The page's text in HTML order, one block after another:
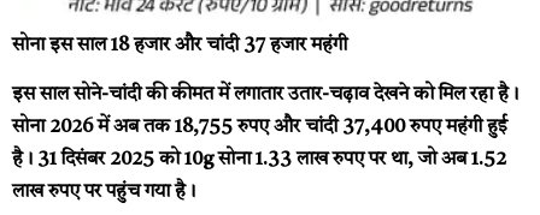
सोना इस साल 18 हजार और चांदी 37 हजार महंगी
इस साल सोने-चांदी की कीमत में लगातार उतार-चढ़ाव देखने को मिल रहा है।
सोना 2026 में अब तक 18,755 रुपए और चांदी 37,400 रुपए महंगी हुई
है। 31 दिसंबर 2025 को 10g सोना 1.33 लाख रुपए पर था, जो अब 1.52
लाख रुपए पर पहुंच गया है।